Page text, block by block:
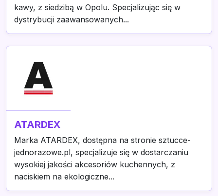
kawy, z siedzibą w Opolu. Specjalizując się w
dystrybucji zaawansowanych...
ATARDEX
Marka ATARDEX, dostępna na stronie sztucce-
jednorazowe.pl, specjalizuje się w dostarczaniu
wysokiej jakości akcesoriów kuchennych, z
naciskiem na ekologiczne...